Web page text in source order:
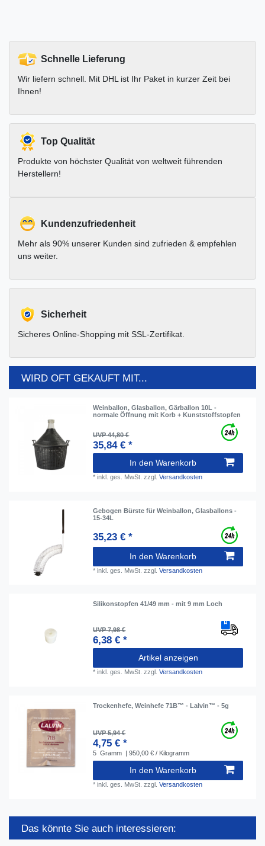
Schnelle Lieferung
Wir liefern schnell. Mit DHL ist Ihr Paket in kurzer Zeit bei
Ihnen!
Top Qualität
Produkte von höchster Qualität von weltweit führenden
Herstellern!
Kundenzufriedenheit
Mehr als 90% unserer Kunden sind zufrieden & empfehlen
uns weiter.
Sicherheit
Sicheres Online-Shopping mit SSL-Zertifikat.
WIRD OFT GEKAUFT MIT...
Weinballon, Glasballon, Gärballon 10L -
normale Öffnung mit Korb + Kunststoffstopfen
UVP 44,80 €
35,84 € *
In den Warenkorb
*inkl. ges. MwSt. zzgl.Versandkosten
Gebogen Bürste für Weinballon, Glasballons -
15-34L
35,23 € *
In den Warenkorb
*inkl. ges. MwSt. zzgl.Versandkosten
Silikonstopfen 41/49 mm - mit 9 mm Loch
UVP 7,98 €
6,38 € *
Artikel anzeigen
*inkl. ges. MwSt. zzgl.Versandkosten
Trockenhefe, Weinhefe 71B™ - Lalvin™ - 5g
UVP 5,94 €
4,75 € *
5 Gramm | 950,00 € / Kilogramm
In den Warenkorb
*inkl. ges. MwSt. zzgl.Versandkosten
Das könnte Sie auch interessieren: